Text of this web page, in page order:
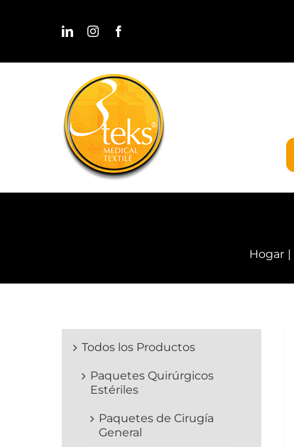
Hogar
Todos los Productos
Paquetes Quirúrgicos
Estériles
Paquetes de Cirugía
General